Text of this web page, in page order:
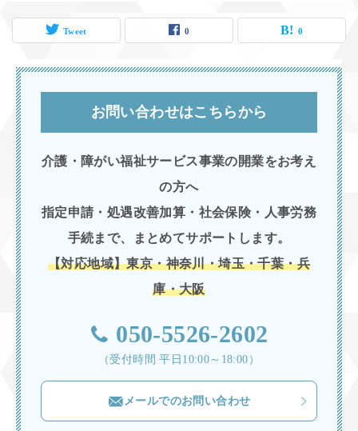
Tweet 0 0
お問い合わせはこちらから
介護・障がい福祉サービス事業の開業をお考え
の方へ
指定申請・処遇改善加算・社会保険・人事労務
手続まで、まとめてサポートします。
【対応地域】東京・神奈川・埼玉・千葉・兵
庫・大阪
050-5526-2602
（受付時間 平日10:00～18:00）
メールでのお問い合わせ